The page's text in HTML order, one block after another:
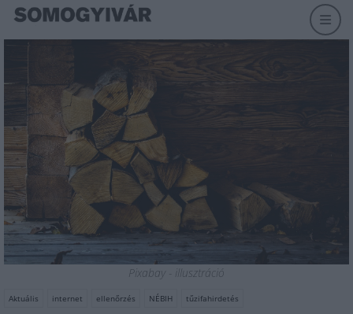
Pixabay - illusztráció
Aktuális internet ellenőrzés NÉBIH tűzifahirdetés